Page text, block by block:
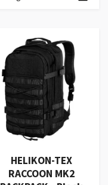
HELIKON-TEX
RACCOON MK2